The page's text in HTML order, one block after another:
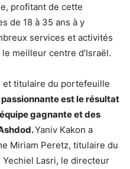
profitant de cette
de 18 à 35 ans à y
services et activités
meilleur centre d’Israël.
et titulaire du portefeuille
est le résultat
gagnante et des
Yaniv Kakon a
Miriam Peretz, titulaire du
Lasri, le directeur